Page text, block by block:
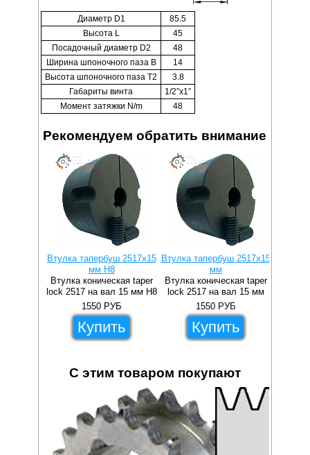
Диаметр D1
85.5
Высота L
45
Посадочный диаметр D2
48
Ширина шпоночного паза B
14
Высота шпоночного паза T2
3.8
Габариты винта
1/2”x1”
Момент затяжки N/m
48
Рекомендуем обратить внимание
Втулка тапербуш 2517x15
мм H8
Втулка коническая taper
lock 2517 на вал 15 мм H8
1550 РУБ
Купить
Втулка тапербуш 2517x15
мм
Втулка коническая taper
lock 2517 на вал 15 мм
1550 РУБ
Купить
С этим товаром покупают
328